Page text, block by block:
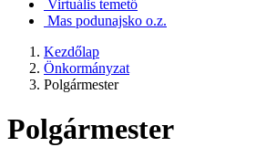
Virtuális temető
Mas podunajsko o.z.
Kezdőlap
Önkormányzat
Polgármester
Polgármester